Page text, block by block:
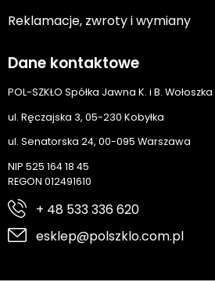
Reklamacje, zwroty i wymiany
Dane kontaktowe
POL-SZKŁO Spółka Jawna K. i B. Wołoszka
ul. Ręczajska 3, 05-230 Kobyłka
ul. Senatorska 24, 00-095 Warszawa
NIP 525 164 18 45
REGON 012491610
+ 48 533 336 620
esklep@polszklo.com.pl